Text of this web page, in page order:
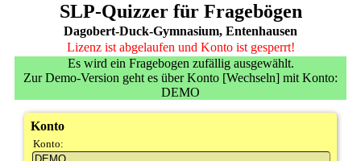
SLP-Quizzer für Fragebögen
Dagobert-Duck-Gymnasium, Entenhausen
Lizenz ist abgelaufen und Konto ist gesperrt!
Es wird ein Fragebogen zufällig ausgewählt.
Zur Demo-Version geht es über Konto [Wechseln] mit Konto:
DEMO
Konto
Konto: